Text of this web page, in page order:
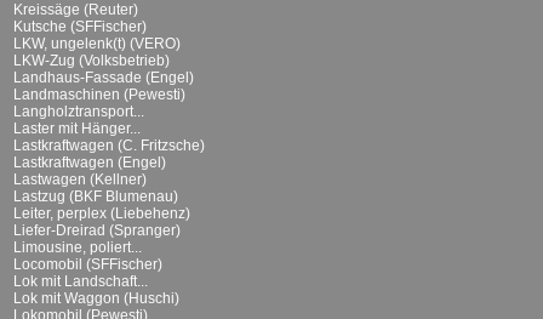
Kreissäge (Reuter)
Kutsche (SFFischer)
LKW, ungelenk(t) (VERO)
LKW-Zug (Volksbetrieb)
Landhaus-Fassade (Engel)
Landmaschinen (Pewesti)
Langholztransport...
Laster mit Hänger...
Lastkraftwagen (C. Fritzsche)
Lastkraftwagen (Engel)
Lastwagen (Kellner)
Lastzug (BKF Blumenau)
Leiter, perplex (Liebehenz)
Liefer-Dreirad (Spranger)
Limousine, poliert...
Locomobil (SFFischer)
Lok mit Landschaft...
Lok mit Waggon (Huschi)
Lokomobil (Pewesti)